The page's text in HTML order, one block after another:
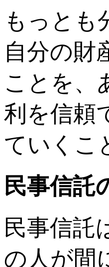
もっとも
自分の財
ことを、
利を信頼
ていくこ
民事信託
民事信託
の人が間